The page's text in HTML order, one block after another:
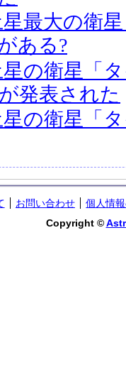
星最大の衛
ある?
星の衛星「
発表された
星の衛星「
お問い合わせ
個人情
Copyright ©